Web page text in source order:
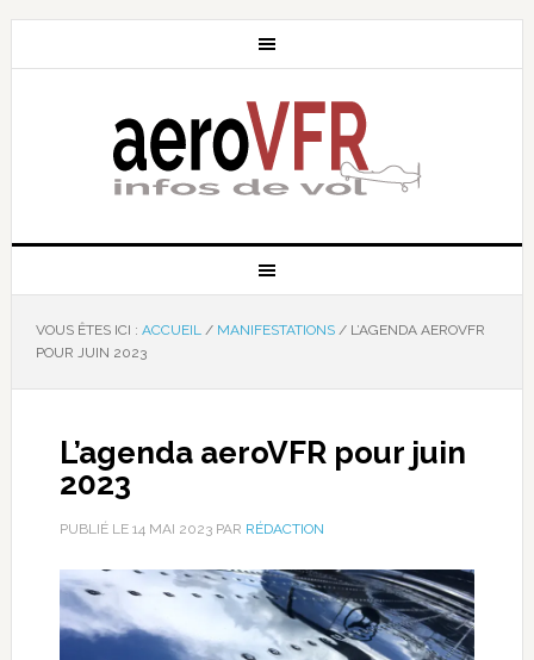
VOUS ÊTES ICI : ACCUEIL / MANIFESTATIONS /L’AGENDA AEROVFR
POUR JUIN 2023
L’agenda aeroVFR pour juin
2023
PUBLIÉ LE 14 MAI 2023PAR RÉDACTION